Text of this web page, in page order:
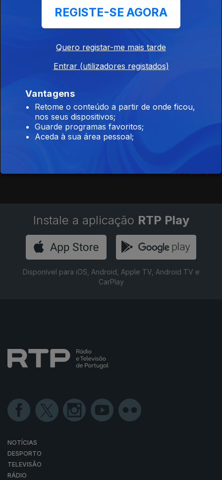
Até Eusébio Chorar Salto Mortal
Este conteúdo faz parte de
Documentários de Desporto
Instale a aplicação RTP Play
Disponível para iOS, Android, Apple TV, Android TV e
CarPlay
NOTÍCIAS
DESPORTO
TELEVISÃO
RÁDIO
REGISTE-SE AGORA
Quero registar-me mais tarde
Entrar (utilizadores registados)
Vantagens
Retome o conteúdo a partir de onde ficou,
nos seus dispositivos;
Guarde programas favoritos;
Aceda à sua área pessoal;